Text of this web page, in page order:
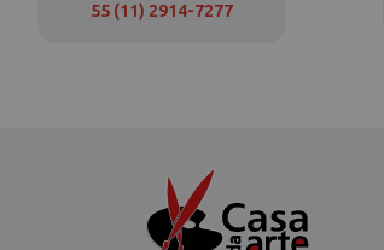
55 (11) 2914-7277